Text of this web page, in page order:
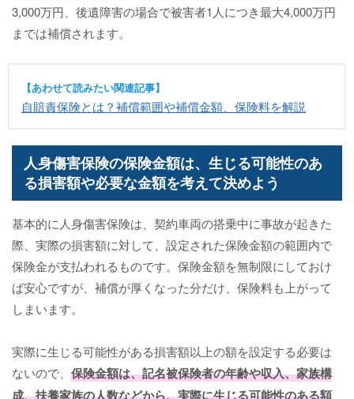
3,000万円、後遺障害の場合で被害者1人につき最大4,000万円
までは補償されます。
【あわせて読みたい関連記事】
自賠責保険とは？補償範囲や補償金額、保険料を解説
人身傷害保険の保険金額は、生じる可能性のあ
る損害額や必要な金額を考えて決めよう
基本的に人身傷害保険は、契約車両の搭乗中に事故が起きた
際、実際の損害額に対して、設定された保険金額の範囲内で
保険金が支払われるものです。保険金額を無制限にしておけ
ば安心ですが、補償が厚くなった分だけ、保険料も上がって
しまいます。
実際に生じる可能性がある損害額以上の額を設定する必要は
ないので、 保険金額は、記名被保険者の年齢や収入、家族構
成、扶養家族の人数などから、実際に生じる可能性のある額